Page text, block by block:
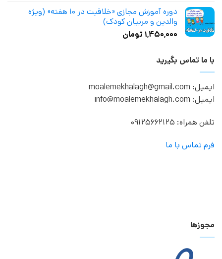
دوره آموزش مجازی «خلاقیت در ۱۰ هفته» (ویژه
والدین و مربیان کودک)
۱,۴۵۰,۰۰۰ تومان
با ما تماس بگیرید
ایمیل: moalemekhalagh@gmail.com
ایمیل: info@moalemekhalagh.com
تلفن همراه: 09125662125
فرم تماس با ما
مجوزها